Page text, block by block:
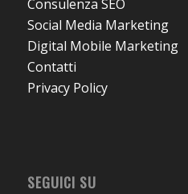
Consulenza SEO
Social Media Marketing
Digital Mobile Marketing
Contatti
Privacy Policy
SEGUICI SU